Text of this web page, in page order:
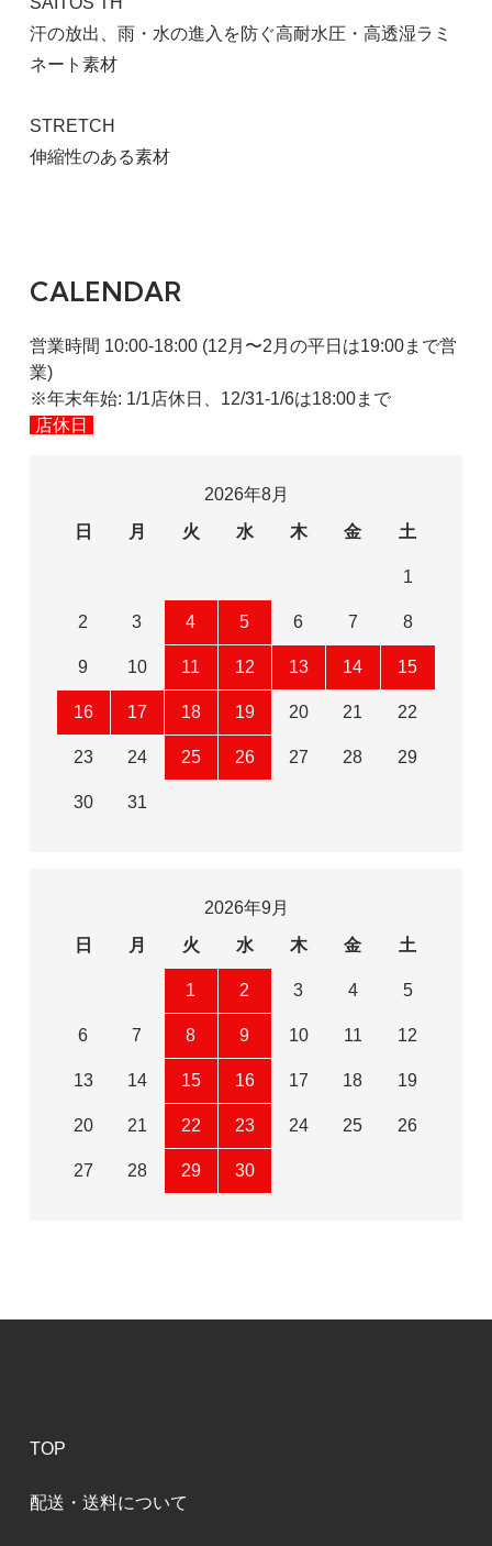
汗の放出、雨・水の進入を防ぐ高耐水圧・高透湿ラミ
ネート素材
STRETCH
伸縮性のある素材
130cm /身長125-135cm、胸囲61-67cm、ウエス
ト53-59cm
在庫：在庫あり
CALENDAR
営業時間 10:00-18:00 (12月〜2月の平日は19:00まで営
業)
※年末年始: 1/1店休日、12/31-1/6は18:00まで
店休日
2026年8月
日
月 火 水 木 金 土
1
2 3 4 5 6 7 8
9 10 11 12 13 14 15
16 17 18 19 20 21 22
23 24 25 26 27 28 29
30 31
2026年9月
日
月 火 水 木 金 土
1 2 3 4 5
6 7 8 9 10 11 12
13 14 15 16 17 18 19
20 21 22 23 24 25 26
27 28 29 30
TOP
配送・送料について